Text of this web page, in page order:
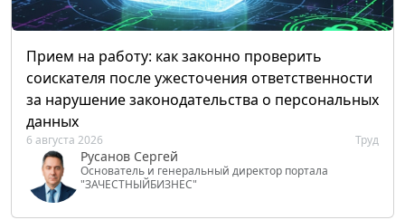
Прием на работу: как законно проверить
соискателя после ужесточения ответственности
за нарушение законодательства о персональных
данных
6 августа 2026 Труд
Русанов Сергей
Основатель и генеральный директор портала
"ЗАЧЕСТНЫЙБИЗНЕС"